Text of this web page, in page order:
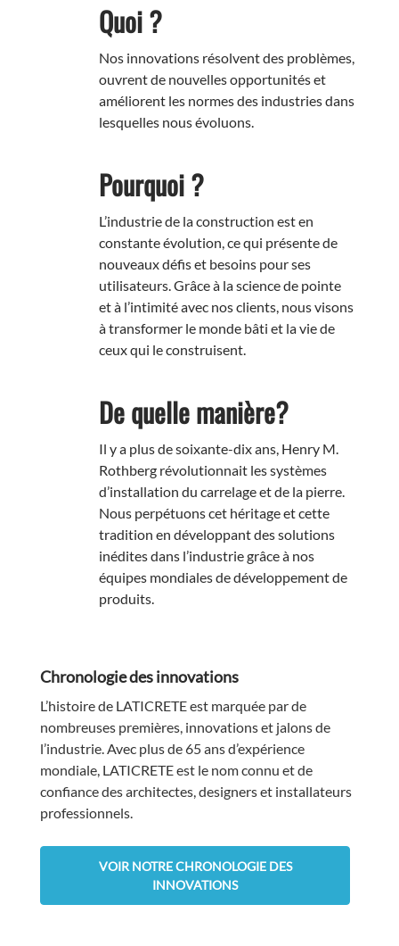
Quoi ?
Nos innovations résolvent des problèmes,
ouvrent de nouvelles opportunités et
améliorent les normes des industries dans
lesquelles nous évoluons.
Pourquoi ?
L’industrie de la construction est en
constante évolution, ce qui présente de
nouveaux défis et besoins pour ses
utilisateurs. Grâce à la science de pointe
et à l’intimité avec nos clients, nous visons
à transformer le monde bâti et la vie de
ceux qui le construisent.
De quelle manière?
Il y a plus de soixante-dix ans, Henry M.
Rothberg révolutionnait les systèmes
d’installation du carrelage et de la pierre.
Nous perpétuons cet héritage et cette
tradition en développant des solutions
inédites dans l’industrie grâce à nos
équipes mondiales de développement de
produits.
Chronologie des innovations
L’histoire de LATICRETE est marquée par de
nombreuses premières, innovations et jalons de
l’industrie. Avec plus de 65 ans d’expérience
mondiale, LATICRETE est le nom connu et de
confiance des architectes, designers et installateurs
professionnels.
VOIR NOTRE CHRONOLOGIE DES
INNOVATIONS